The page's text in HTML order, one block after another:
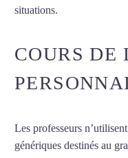
situations.
COURS DE
Les professeurs
génériques destinés au